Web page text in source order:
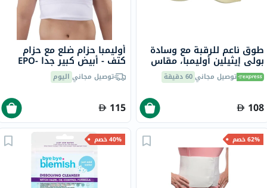
طوق ناعم للرقبة مع وسادة
بولي إيثيلين أوليمبا، مقاس
كبير جدًا، OOH-012توصيل مجاني60 دقيقة
108
أوليمبا حزام ضلع مع حزام
كتف - أبيض كبير جدا EPO-
516توصيل مجاني اليوم
115
62% خصم 40% خصم